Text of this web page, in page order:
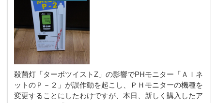
殺菌灯「ターボツイストZ」の影響でPHモニター「ＡＩネ
ットのＰ－２」が誤作動を起こし、ＰＨモニターの機種を
変更することにしたわけですが、本日、新しく購入したア